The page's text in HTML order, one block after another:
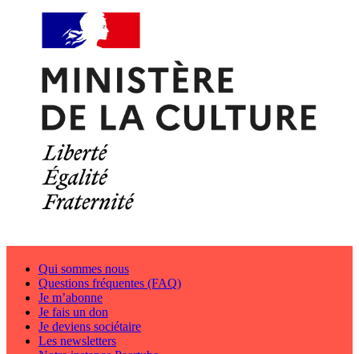
Qui sommes nous
Questions fréquentes (FAQ)
Je m’abonne
Je fais un don
Je deviens sociétaire
Les newsletters